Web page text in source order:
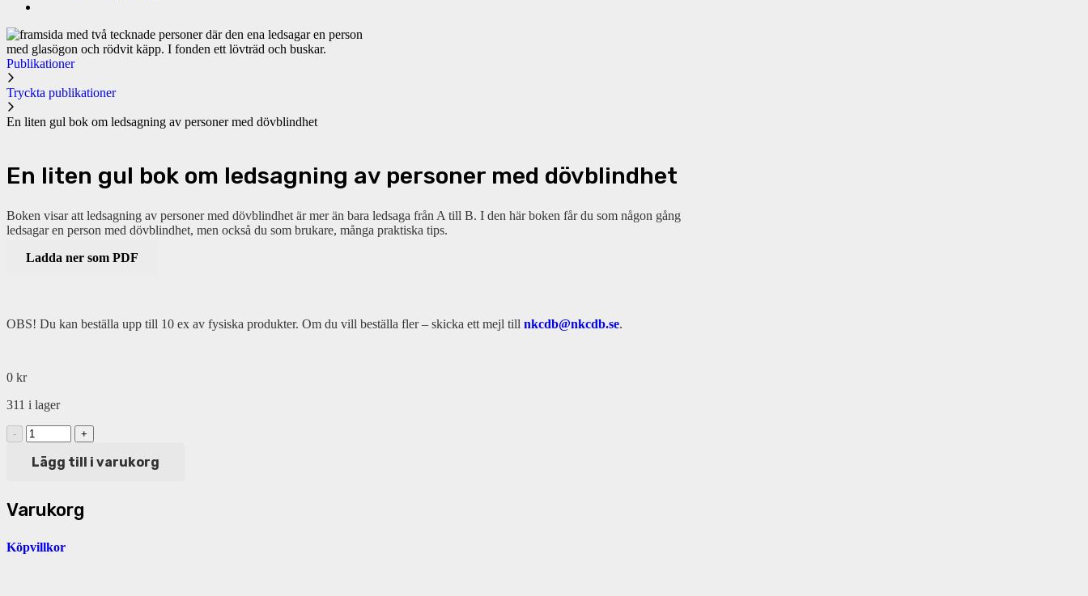
Publikationer
Tryckta publikationer
En liten gul bok om ledsagning av personer med dövblindhet
En liten gul bok om ledsagning av personer med dövblindhet
Boken visar att ledsagning av personer med dövblindhet är mer än bara ledsaga från A till B. I den här boken får du som någon gång
ledsagar en person med dövblindhet, men också du som brukare, många praktiska tips.
Ladda ner som PDF
OBS! Du kan beställa upp till 10 ex av fysiska produkter. Om du vill beställa fler – skicka ett mejl till nkcdb@nkcdb.se.
0 kr
311 i lager
En
liten
gul
ledsagning
av
med
Lägg till i varukorg
Varukorg
Köpvillkor